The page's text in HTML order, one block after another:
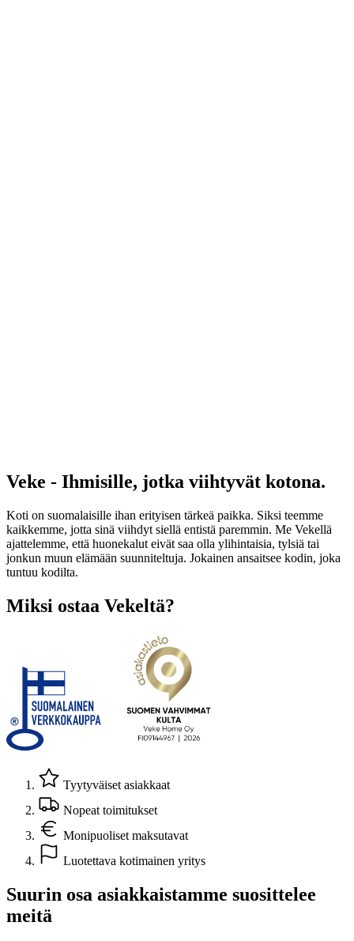
Veke - Ihmisille, jotka viihtyvät kotona.
Koti on suomalaisille ihan erityisen tärkeä paikka. Siksi teemme
kaikkemme, jotta sinä viihdyt siellä entistä paremmin. Me Vekellä
ajattelemme, että huonekalut eivät saa olla ylihintaisia, tylsiä tai
jonkun muun elämään suunniteltuja. Jokainen ansaitsee kodin, joka
tuntuu kodilta.
Miksi ostaa Vekeltä?
Tyytyväiset asiakkaat
Nopeat toimitukset
Monipuoliset maksutavat
Luotettava kotimainen yritys
Suurin osa asiakkaistamme suosittelee
meitä